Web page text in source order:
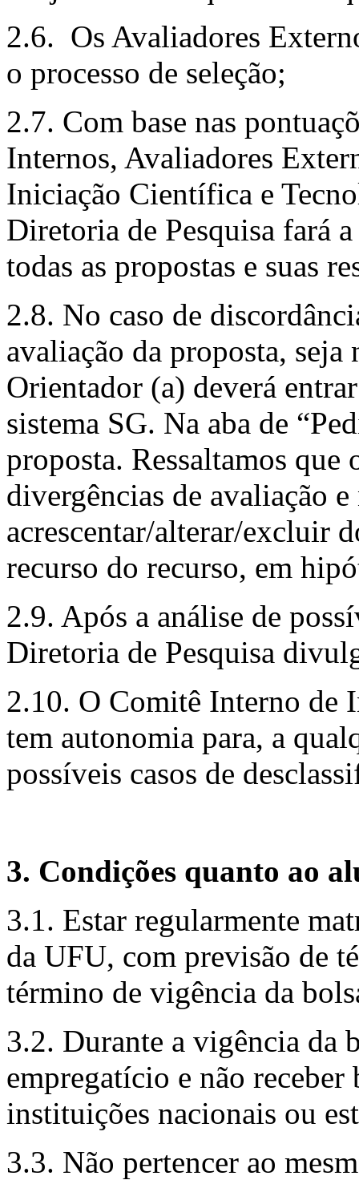
2.6. Os Avaliadores
o processo de seleção;
2.7. Com base nas
Internos, Avaliadores
Iniciação Científica e
Diretoria de Pesquisa fará
todas as propostas e suas
2.8. No caso de
avaliação da proposta,
Orientador (a) deverá
sistema SG. Na aba de
proposta. Ressaltamos que
divergências de avaliação e
acrescentar/alterar/excluir
recurso do recurso, em
2.9. Após a análise de
Diretoria de Pesquisa
2.10. O Comitê Interno de
tem autonomia para, a
possíveis casos de
3. Condições quanto ao
3.1. Estar regularmente
da UFU, com previsão de
término de vigência da
3.2. Durante a vigência da
empregatício e não receber
instituições nacionais ou
3.3. Não pertencer ao